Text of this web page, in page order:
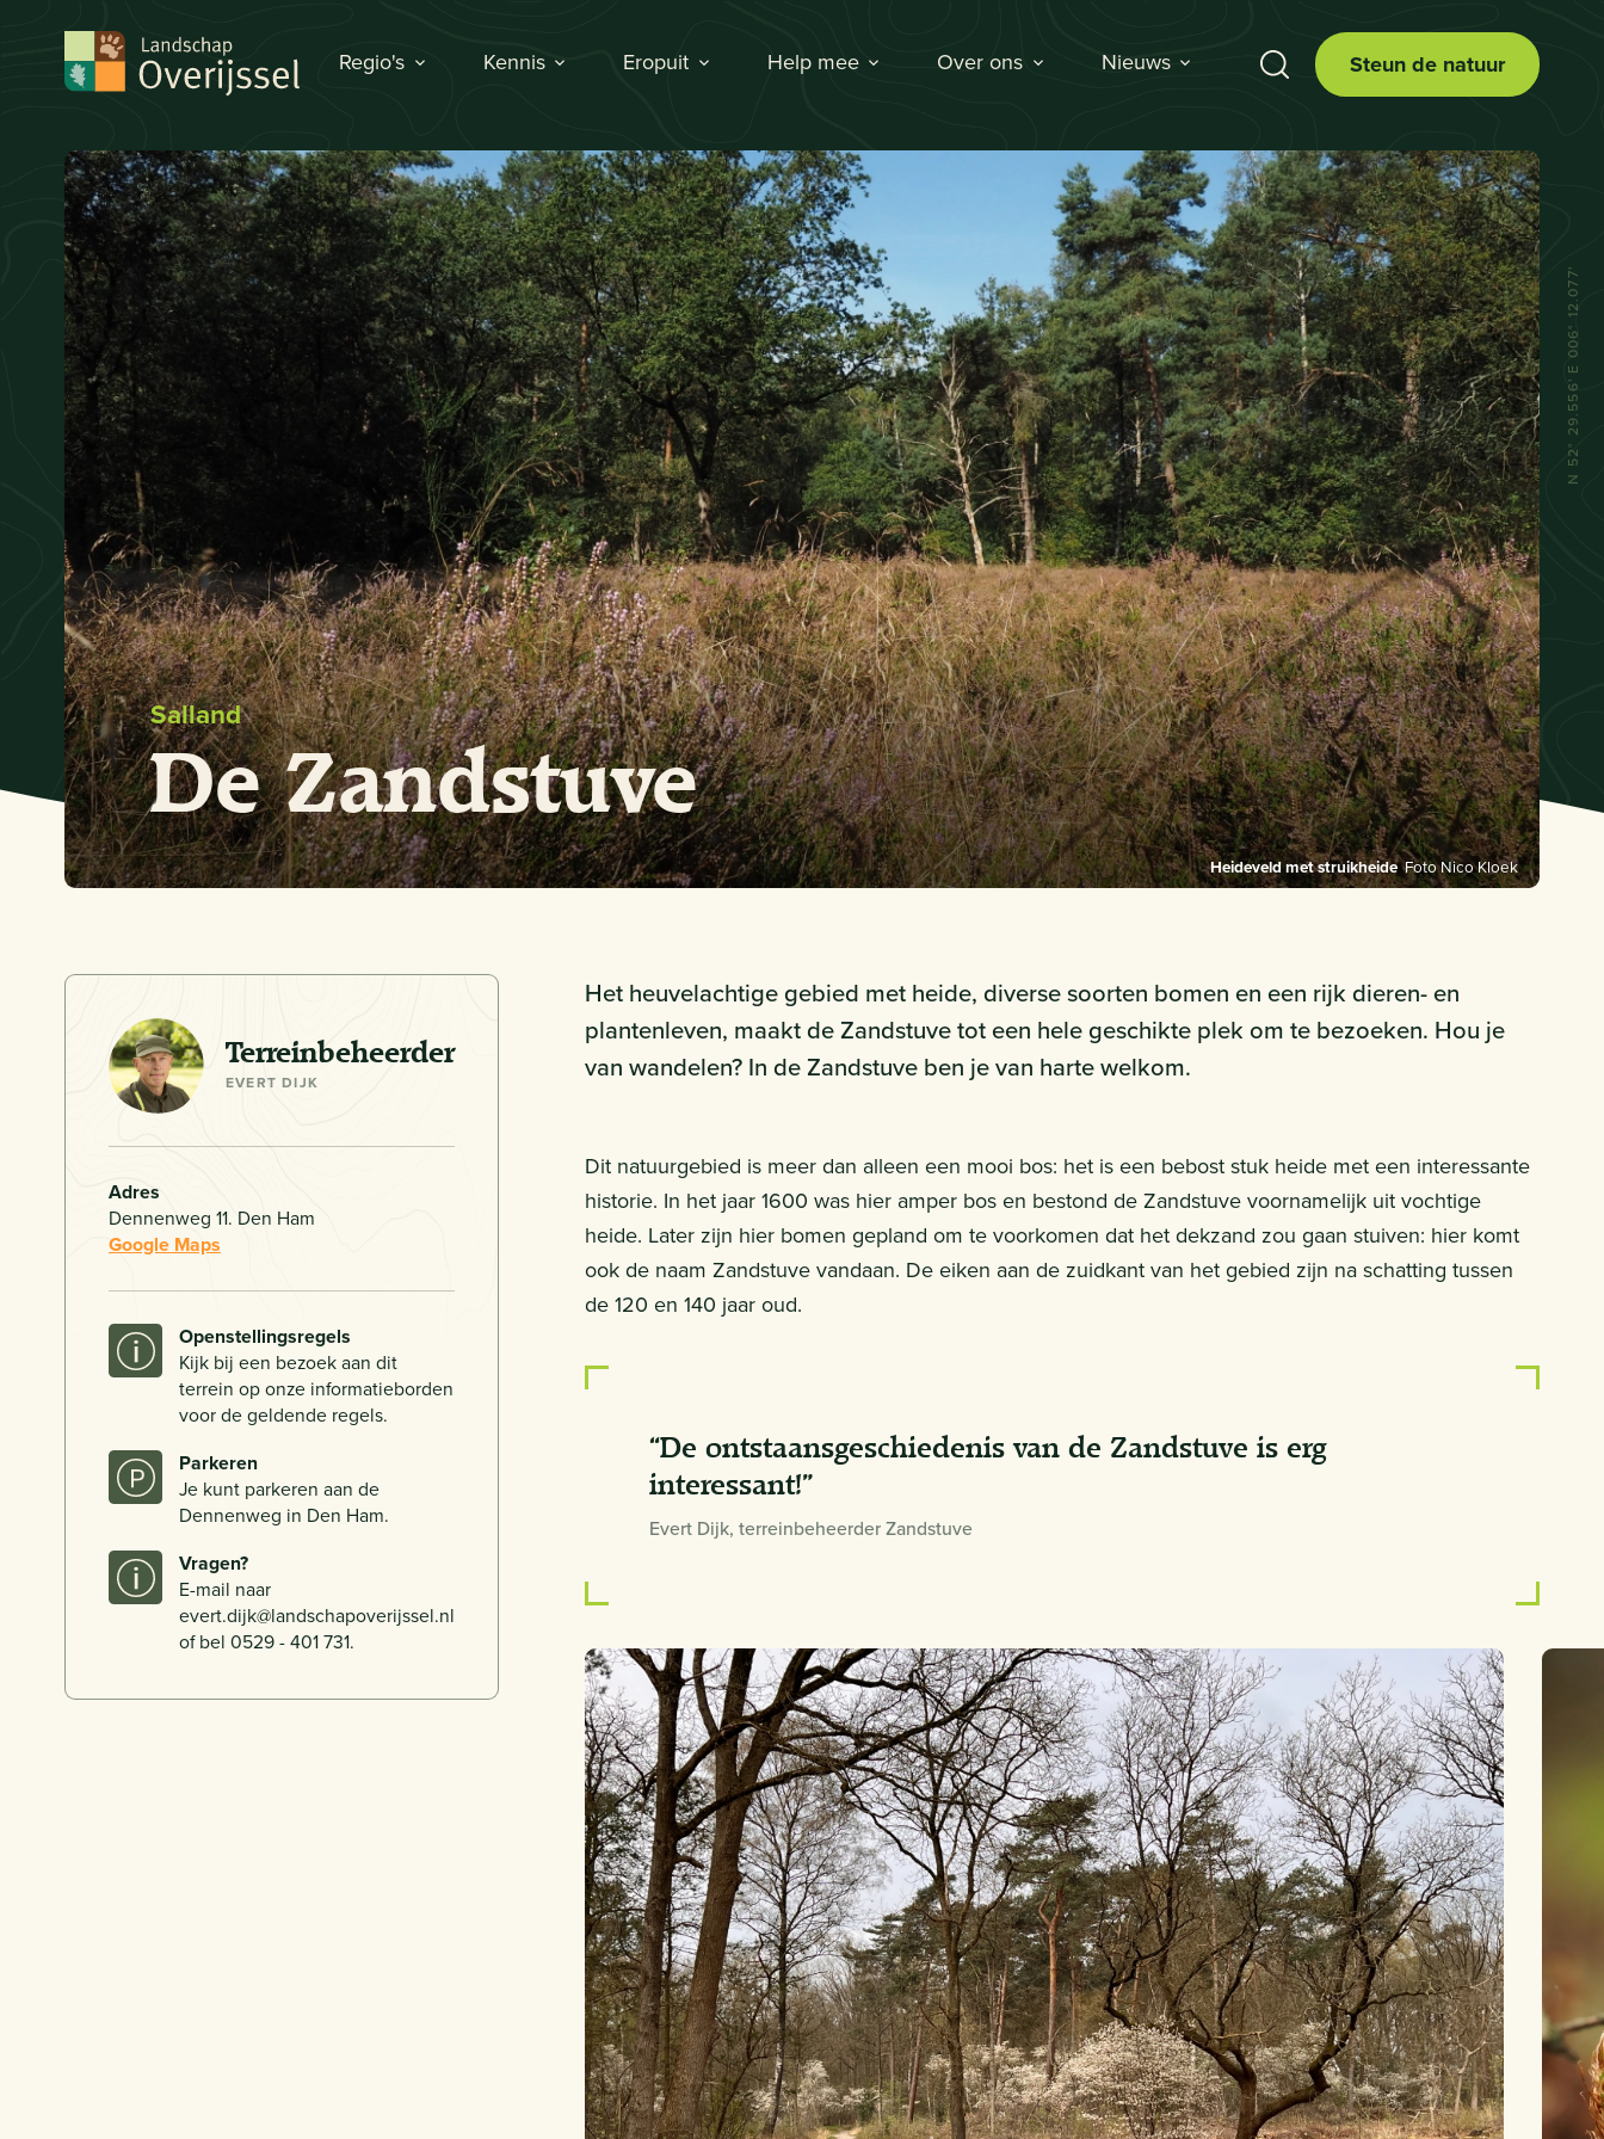
Regio's Kennis Eropuit Help mee Over ons Nieuws Steun de natuur
Salland
De Zandstuve
Heideveld met struikheideFoto Nico Kloek
N 52° 29.556' E 006° 12.077'
Terreinbeheerder
EVERT DIJK
Adres
Dennenweg 11. Den Ham
Google Maps
Openstellingsregels
Kijk bij een bezoek aan dit
terrein op onze informatieborden
voor de geldende regels.
Parkeren
Je kunt parkeren aan de
Dennenweg in Den Ham.
Vragen?
E-mail naar
evert.dijk@landschapoverijssel.nl
of bel 0529 - 401 731.
Het heuvelachtige gebied met heide, diverse soorten bomen en een rijk dieren- en
plantenleven, maakt de Zandstuve tot een hele geschikte plek om te bezoeken. Hou je
van wandelen? In de Zandstuve ben je van harte welkom.
Dit natuurgebied is meer dan alleen een mooi bos: het is een bebost stuk heide met een interessante
historie. In het jaar 1600 was hier amper bos en bestond de Zandstuve voornamelijk uit vochtige
heide. Later zijn hier bomen gepland om te voorkomen dat het dekzand zou gaan stuiven: hier komt
ook de naam Zandstuve vandaan. De eiken aan de zuidkant van het gebied zijn na schatting tussen
de 120 en 140 jaar oud.
“De ontstaansgeschiedenis van de Zandstuve is erg
interessant!”
Evert Dijk, terreinbeheerder Zandstuve